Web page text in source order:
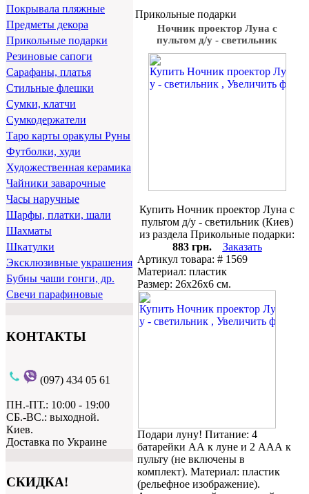
Покрывала пляжные
Предметы декора
Прикольные подарки
Резиновые сапоги
Сарафаны, платья
Стильные флешки
Сумки, клатчи
Сумкодержатели
Таро карты оракулы Руны
Футболки, худи
Художественная керамика
Чайники заварочные
Часы наручные
Шарфы, платки, шали
Шахматы
Шкатулки
Эксклюзивные украшения
Бубны чаши гонги, др.
Свечи парафиновые
КОНТАКТЫ
(097) 434 05 61
ПН.-ПТ.: 10:00 - 19:00
СБ.-ВС.: выходной.
Киев.
Доставка по Украине
СКИДКА!
Прикольные подарки
Ночник проектор Луна с
пультом д/у - светильник
Купить Ночник проектор Луна с
пультом д/у - светильник (Киев)
из раздела Прикольные подарки:
883 грн.
Заказать
Артикул товара: # 1569
Материал: пластик
Размер: 26х26х6 см.
Подари луну! Питание: 4
батарейки АА к луне и 2 ААА к
пульту (не включены в
комплект). Материал: пластик
(рельефное изображение).